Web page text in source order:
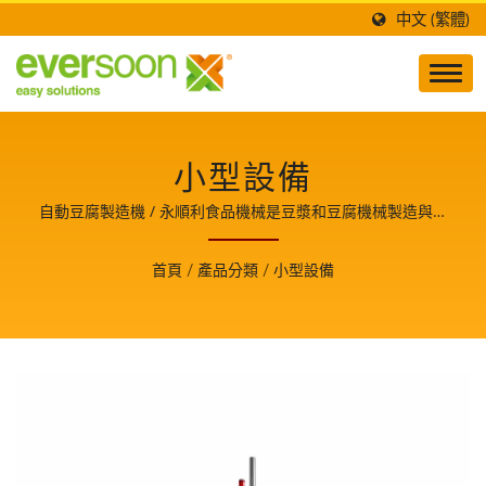
中文 (繁體)
小型設備
自動豆腐製造機 / 永順利食品機械是豆漿和豆腐機械製造與技
術開發的領導者，也是食品安全的守護者，並分享生產豆腐美
食的關鍵技術與經驗，使我們成為客戶成長的重要夥伴。
首頁 / 產品分類 / 小型設備